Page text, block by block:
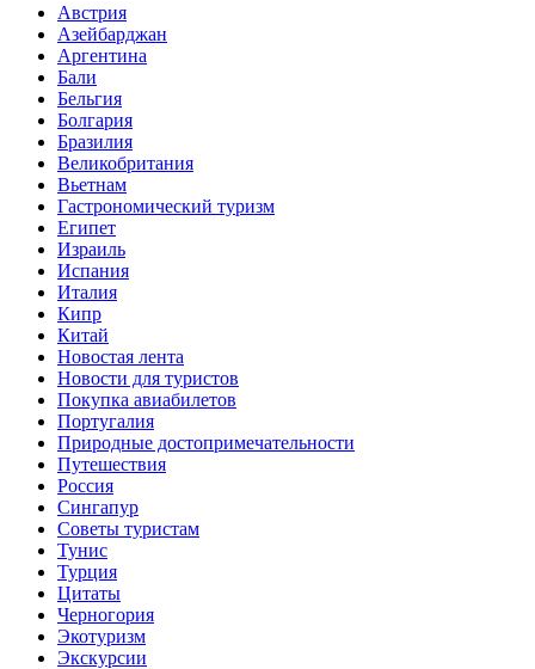
Австрия
Азейбарджан
Аргентина
Бали
Бельгия
Болгария
Бразилия
Великобритания
Вьетнам
Гастрономический туризм
Египет
Израиль
Испания
Италия
Кипр
Китай
Новостая лента
Новости для туристов
Покупка авиабилетов
Португалия
Природные достопримечательности
Путешествия
Россия
Сингапур
Советы туристам
Тунис
Турция
Цитаты
Черногория
Экотуризм
Экскурсии